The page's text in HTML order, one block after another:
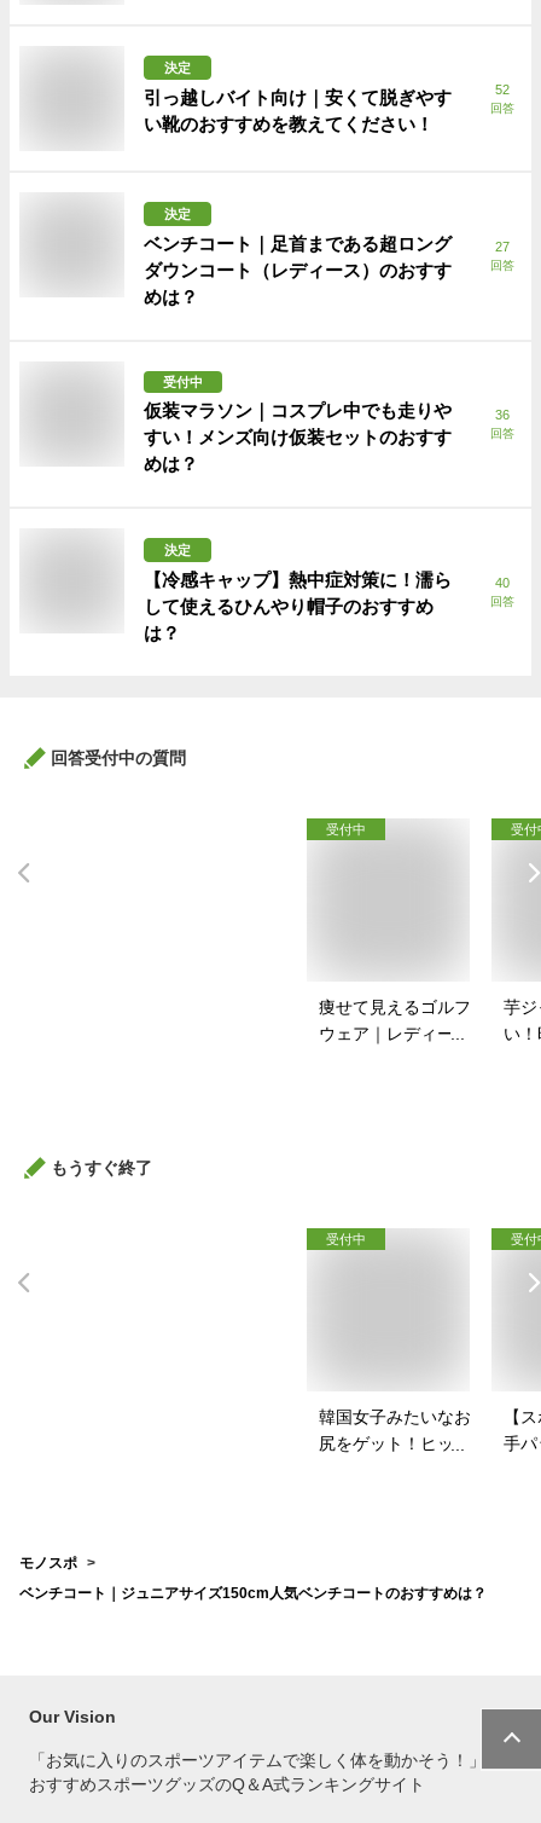
決定
引っ越しバイト向け｜安くて脱ぎやす
い靴のおすすめを教えてください！
52
回答
決定
ベンチコート｜足首まである超ロング
ダウンコート（レディース）のおすす
めは？
27
回答
受付中
仮装マラソン｜コスプレ中でも走りや
すい！メンズ向け仮装セットのおすす
めは？
36
回答
決定
【冷感キャップ】熱中症対策に！濡ら
して使えるひんやり帽子のおすすめ
は？
40
回答
回答受付中の質問
受付中
痩せて見えるゴルフ
ウェア｜レディース
受付
芋ジ
い
もうすぐ終了
受付中
韓国女子みたいなお
尻をゲット！ヒップ
受付
【
手パ
モノスポ
ベンチコート｜ジュニアサイズ150cm人気ベンチコートのおすすめは？
Our Vision
「お気に入りのスポーツアイテムで楽しく体を動かそう！」
おすすめスポーツグッズのQ＆A式ランキングサイト